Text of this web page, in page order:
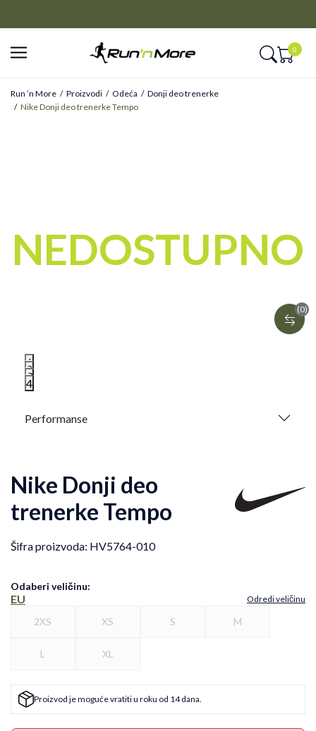
0
Run ’n More Proizvodi Odeća
Donji deo trenerke
Nike Donji deo trenerke Tempo
(0)
1
2
3
4
NEDOSTUPNO
Performanse
Nike Donji deo
trenerke Tempo
Šifra proizvoda: HV5764-010
Odaberi veličinu:
EU Odredi veličinu
2XS XS S M
L XL
Proizvod je moguće vratiti u roku od 14 dana.